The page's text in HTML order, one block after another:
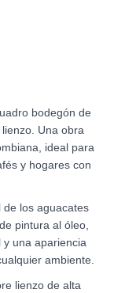
bodegón de
Una obra
ideal para
y hogares con
de los aguacates
pintura al óleo,
y una apariencia
ambiente.
lienzo de alta